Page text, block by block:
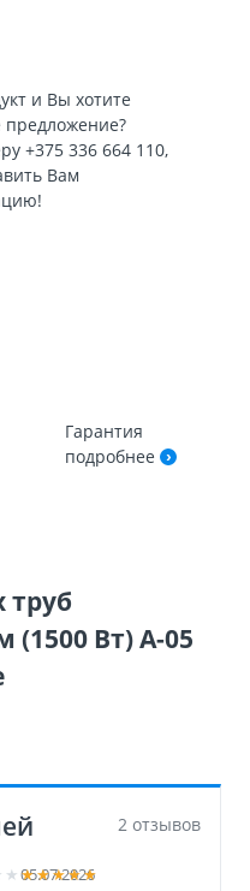
и Вы хотите
предложение?
+375 336 664 110,
Вам
Гарантия
подробнее
Вт) A-05
2 отзывов
05.07.2026